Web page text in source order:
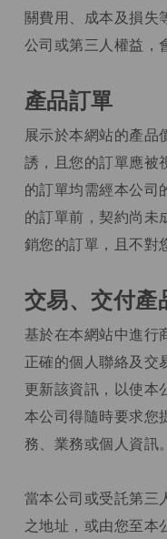
關費用、成本及損失
公司或第三人權益，
產品訂單
展示於本網站的產品
誘，且您的訂單應被
的訂單均需經本公司
的訂單前，契約尚未
銷您的訂單，且不對
交易、交付產
基於在本網站中進行
正確的個人聯絡及交
更新該資訊，以使本
本公司得隨時要求您
務、業務或個人資訊。
當本公司或受託第三
之地址，或由您至本